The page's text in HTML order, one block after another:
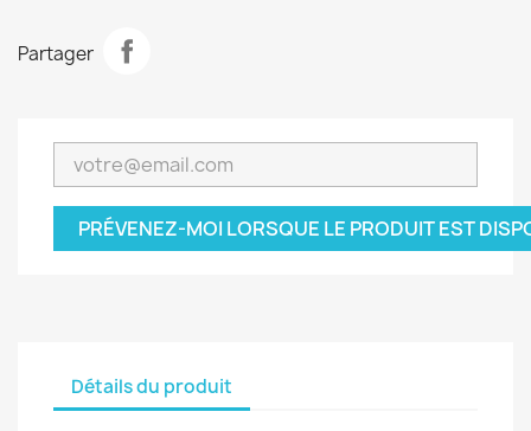
Partager
PRÉVENEZ-MOI LORSQUE LE PRODUIT EST
Détails du produit